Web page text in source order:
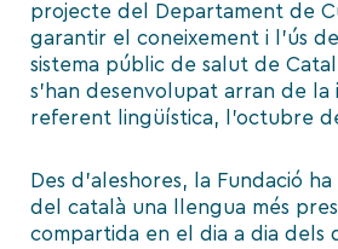
projecte del Departament de
garantir el coneixement i l’ús
sistema públic de salut de
s’han desenvolupat arran de
referent lingüística, l’octubre
Des d’aleshores, la Fundació
del català una llengua més
compartida en el dia a dia dels